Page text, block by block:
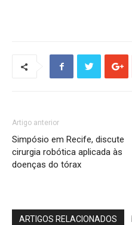
Artigo anterior
Simpósio em Recife, discute
cirurgia robótica aplicada às
doenças do tórax
ARTIGOS RELACIONADOS